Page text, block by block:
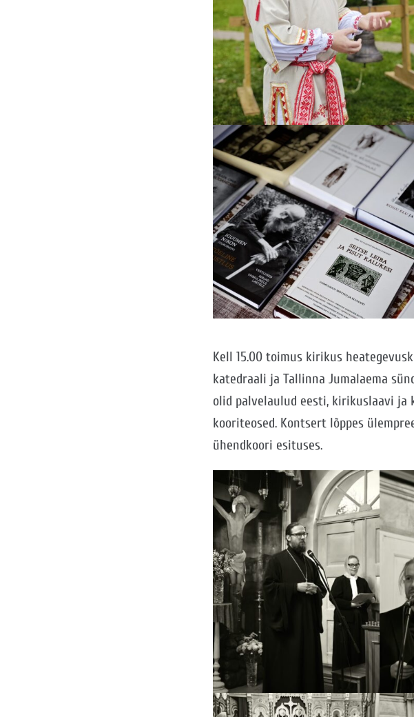
Kell 15.00 toimus kirikus
katedraali ja Tallinna Jumalaema
olid palvelaulud eesti, kirikuslaavi ja
kooriteosed. Kontsert lõppes
ühendkoori esituses.